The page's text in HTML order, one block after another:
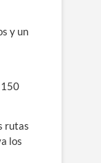
y un
150
rutas
los